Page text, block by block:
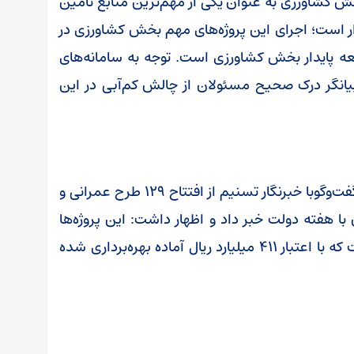
است؛ اجرای این پروژه‌های مهم بخش کشاورزی در
بخش کشاورزی است. توجه به سامانه‌های
درک صحیح مسئولان از چالش کم‌آبی در این
رئیس سازمان جهاد کشاورزی استان سمنان در گفت‌وگوبا خبرنگار تسنیم از افتتاح ۱۲۹ طرح عمرانی و
هفته دولت خبر داد و اظهار داشت: این پروژه‌ها
شامل ۱۱۵ طرح عمرانی و ۱۴ طرح اقتصادی است که با اعتبار ۴۱۱ میلیارد ریال آماده بهره‌برداری شده